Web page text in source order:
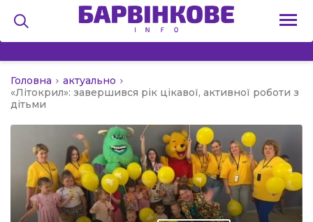
Головна
актуально
«Літокрил»: завершився рік цікавої, активної роботи з
дітьми